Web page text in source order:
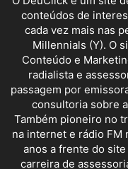
conteúdos de
cada vez mais nas
Millennials (Y). O
Conteúdo e
radialista e
passagem por
consultoria sobre
Também pioneiro no
na internet e rádio FM
anos a frente do site
carreira de